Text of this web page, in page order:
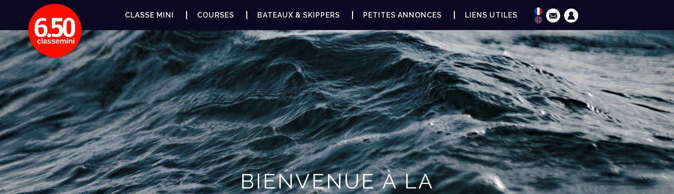
CLASSE MINI COURSES BATEAUX & SKIPPERS PETITES ANNONCES LIENS UTILES
BIENVENUE À LA